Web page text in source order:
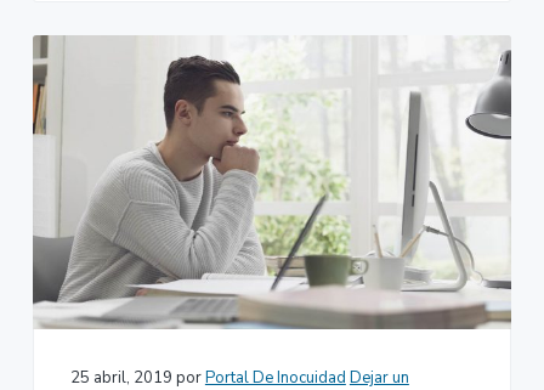
25 abril, 2019 porPortal De Inocuidad Dejar un